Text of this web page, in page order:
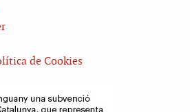
de Cookies